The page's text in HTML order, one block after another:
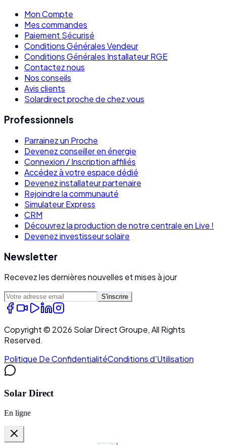
Mon Compte
Mes commandes
Paiement Sécurisé
Conditions Générales Vendeur
Conditions Générales Installateur RGE
Contactez nous
Nos conseils
Avis clients
Solardirect proche de chez vous
Professionnels
Parrainez un Proche
Devenez conseiller en énergie
Connexion / Inscription affiliés
Accédez à votre espace dédié
Devenez installateur partenaire
Rejoindre la communauté
Simulateur Express
CRM
Découvrez la production de notre centrale en Live !
Devenez investisseur solaire
Newsletter
Recevez les dernières nouvelles et mises à jour
S'inscrire
Copyright © 2026 Solar Direct Groupe, All Rights
Reserved.
Politique De ConfidentialitéConditions d'Utilisation
Solar Direct
En ligne